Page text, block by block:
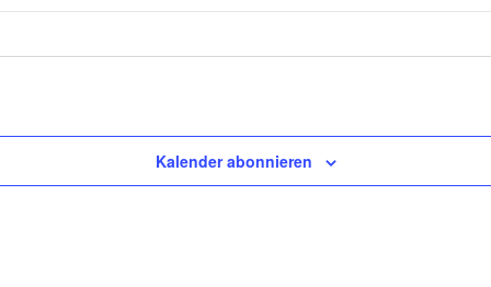
Kalender abonnieren